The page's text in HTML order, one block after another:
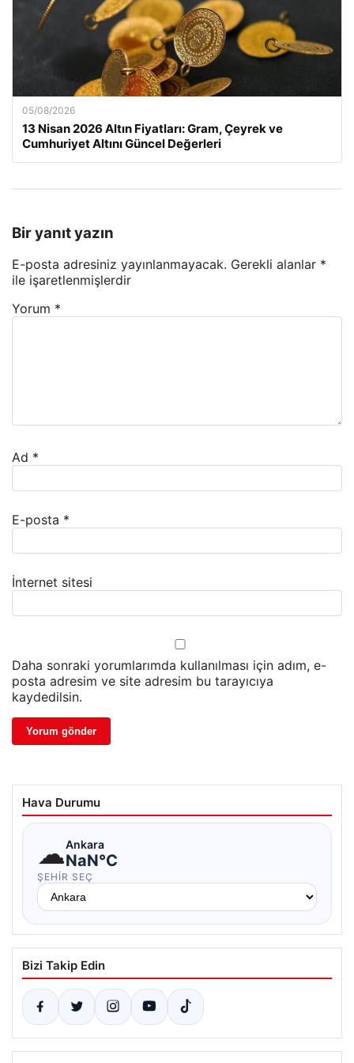
05/08/2026
13 Nisan 2026 Altın Fiyatları: Gram, Çeyrek ve
Cumhuriyet Altını Güncel Değerleri
Bir yanıt yazın
E-posta adresiniz yayınlanmayacak. Gerekli alanlar *
ile işaretlenmişlerdir
Yorum *
Ad *
E-posta *
İnternet sitesi
Daha sonraki yorumlarımda kullanılması için adım, e-
posta adresim ve site adresim bu tarayıcıya
kaydedilsin.
Hava Durumu
☁Ankara
NaN°C
ŞEHIR SEÇ
Bizi Takip Edin